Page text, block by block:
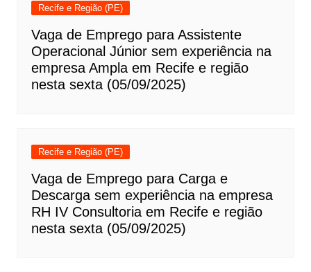
Recife e Região (PE)
Vaga de Emprego para Assistente
Operacional Júnior sem experiência na
empresa Ampla em Recife e região
nesta sexta (05/09/2025)
Recife e Região (PE)
Vaga de Emprego para Carga e
Descarga sem experiência na empresa
RH IV Consultoria em Recife e região
nesta sexta (05/09/2025)